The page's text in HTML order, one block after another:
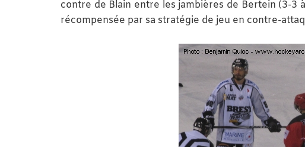
contre de Blain entre les jambières de Bertein (3-3 à
récompensée par sa stratégie de jeu en contre-